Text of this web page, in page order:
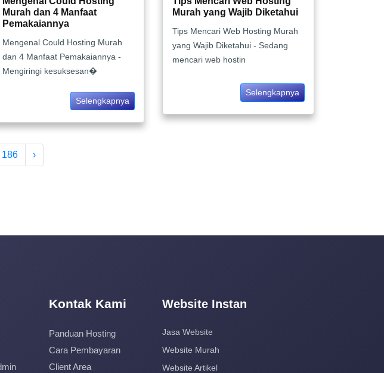
Murah dan 4 Manfaat
Pemakaiannya
Mengenal Could Hosting Murah
dan 4 Manfaat Pemakaiannya -
Mengiringi kesuksesan�
Selengkapnya
Murah yang Wajib Diketahui
Tips Mencari Web Hosting Murah
yang Wajib Diketahui - Sedang
mencari web hostin
Selengkapnya
186 ›
Kontak Kami
Panduan Hosting
Cara Pembayaran
Client Area
Website Instan
Jasa Website
Website Murah
Website Artikel